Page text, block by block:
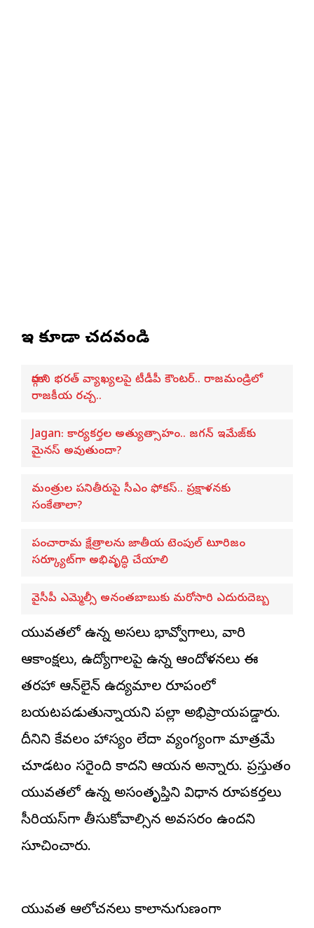
ఇవి కూడా చదవండి
మార్గాని భరత్ వ్యాఖ్యలపై టీడీపీ కౌంటర్.. రాజమండ్రిలో
రాజకీయ రచ్చ..
Jagan: కార్యకర్తల అత్యుత్సాహం.. జగన్ ఇమేజ్‌కు
మైనస్ అవుతుందా?
మంత్రుల పనితీరుపై సీఎం ఫోకస్.. ప్రక్షాళనకు
సంకేతాలా?
పంచారామ క్షేత్రాలను జాతీయ టెంపుల్ టూరిజం
సర్క్యూట్‌గా అభివృద్ధి చేయాలి
వైసీపీ ఎమ్మెల్సీ అనంతబాబుకు మరోసారి ఎదురుదెబ్బ
యువతలో ఉన్న అసలు భావోద్వేగాలు, వారి
ఆకాంక్షలు, ఉద్యోగాలపై ఉన్న ఆందోళనలు ఈ
తరహా ఆన్‌లైన్ ఉద్యమాల రూపంలో
బయటపడుతున్నాయని పల్లా అభిప్రాయపడ్డారు.
దీనిని కేవలం హాస్యం లేదా వ్యంగ్యంగా మాత్రమే
చూడటం సరైంది కాదని ఆయన అన్నారు. ప్రస్తుతం
యువతలో ఉన్న అసంతృప్తిని విధాన రూపకర్తలు
సీరియస్‌గా తీసుకోవాల్సిన అవసరం ఉందని
సూచించారు.
యువత ఆలోచనలు కాలానుగుణంగా